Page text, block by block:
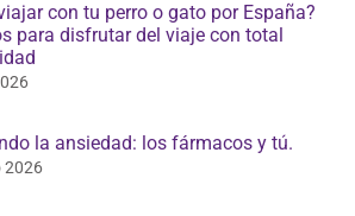
con tu perro o gato por España?
para disfrutar del viaje con total
la ansiedad: los fármacos y tú.
2026